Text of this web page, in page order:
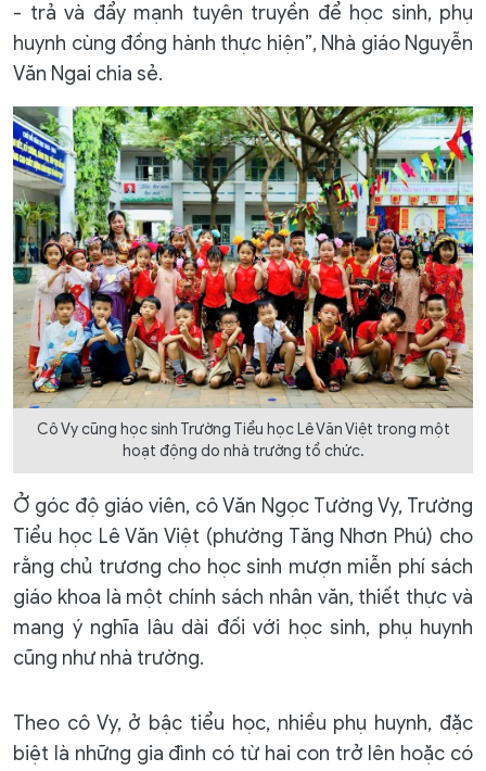
- trả và đẩy mạnh tuyên truyền để học sinh, phụ
huynh cùng đồng hành thực hiện”, Nhà giáo Nguyễn
Văn Ngai chia sẻ.
Cô Vy cũng học sinh Trường Tiểu học Lê Văn Việt trong một
hoạt động do nhà trường tổ chức.
Ở góc độ giáo viên, cô Văn Ngọc Tường Vy, Trường
Tiểu học Lê Văn Việt (phường Tăng Nhơn Phú) cho
rằng chủ trương cho học sinh mượn miễn phí sách
giáo khoa là một chính sách nhân văn, thiết thực và
mang ý nghĩa lâu dài đối với học sinh, phụ huynh
cũng như nhà trường.
Theo cô Vy, ở bậc tiểu học, nhiều phụ huynh, đặc
biệt là những gia đình có từ hai con trở lên hoặc có